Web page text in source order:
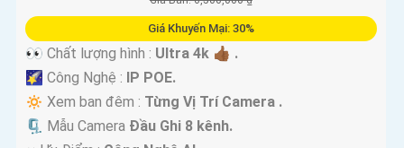
Giá Khuyến Mại: 30%
️
👀 Chất lượng hình : Ultra 4k 👍🏾 .
🌠 Công Nghệ :
IP POE.
🔅 Xem ban đêm : Từng Vị Trí Camera .
🗜️ Mẫu Camera Đầu Ghi 8 kênh.